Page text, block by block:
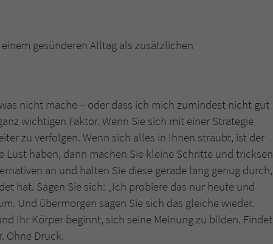
gesünderen Alltag als zusätzlichen
nicht mache – oder dass ich mich zumindest nicht gut
wichtigen Faktor. Wenn Sie sich mit einer Strategie
zu verfolgen. Wenn sich alles in Ihnen sträubt, ist der
Lust haben, dann machen Sie kleine Schritte und tricksen
an und halten Sie diese gerade lang genug durch,
hat. Sagen Sie sich: „Ich probiere das nur heute und
Und übermorgen sagen Sie sich das gleiche wieder.
Ihr Körper beginnt, sich seine Meinung zu bilden. Findet
Ohne Druck.